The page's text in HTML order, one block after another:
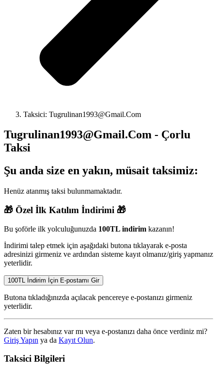
Taksici: Tugrulinan1993@Gmail.Com
Tugrulinan1993@Gmail.Com - Çorlu
Taksi
Şu anda size en yakın, müsait taksimiz:
Henüz atanmış taksi bulunmamaktadır.
🎁 Özel İlk Katılım İndirimi 🎁
Bu şoförle ilk yolculuğunuzda 100TL indirim kazanın!
İndirimi talep etmek için aşağıdaki butona tıklayarak e-posta
adresinizi girmeniz ve ardından sisteme kayıt olmanız/giriş yapmanız
yeterlidir.
100TL İndirim İçin E-postamı Gir
Butona tıkladığınızda açılacak pencereye e-postanızı girmeniz
yeterlidir.
Zaten bir hesabınız var mı veya e-postanızı daha önce verdiniz mi?
Giriş Yapın ya da Kayıt Olun.
Taksici Bilgileri